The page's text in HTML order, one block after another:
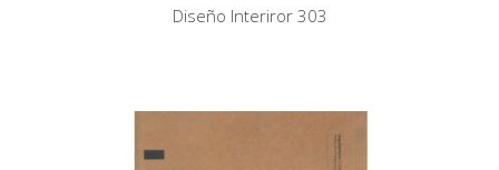
Diseño Interiror 303